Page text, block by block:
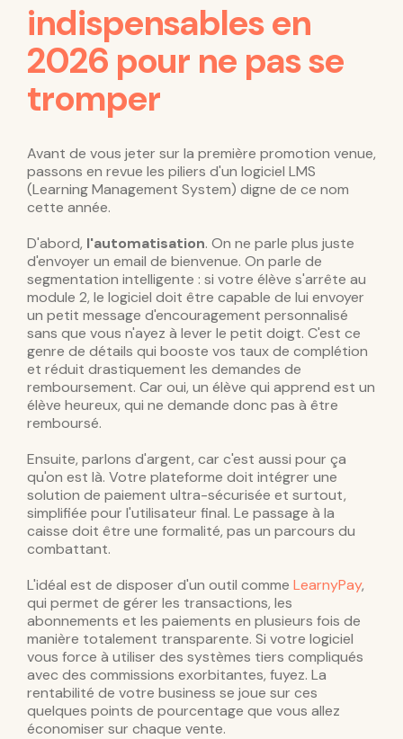
indispensables en
2026 pour ne pas se
tromper
Avant de vous jeter sur la première promotion venue,
passons en revue les piliers d'un logiciel LMS
(Learning Management System) digne de ce nom
cette année.
D'abord, l'automatisation. On ne parle plus juste
d'envoyer un email de bienvenue. On parle de
segmentation intelligente : si votre élève s'arrête au
module 2, le logiciel doit être capable de lui envoyer
un petit message d'encouragement personnalisé
sans que vous n'ayez à lever le petit doigt. C'est ce
genre de détails qui booste vos taux de complétion
et réduit drastiquement les demandes de
remboursement. Car oui, un élève qui apprend est un
élève heureux, qui ne demande donc pas à être
remboursé.
Ensuite, parlons d'argent, car c'est aussi pour ça
qu'on est là. Votre plateforme doit intégrer une
solution de paiement ultra-sécurisée et surtout,
simplifiée pour l'utilisateur final. Le passage à la
caisse doit être une formalité, pas un parcours du
combattant.
L'idéal est de disposer d'un outil comme LearnyPay,
qui permet de gérer les transactions, les
abonnements et les paiements en plusieurs fois de
manière totalement transparente. Si votre logiciel
vous force à utiliser des systèmes tiers compliqués
avec des commissions exorbitantes, fuyez. La
rentabilité de votre business se joue sur ces
quelques points de pourcentage que vous allez
économiser sur chaque vente.